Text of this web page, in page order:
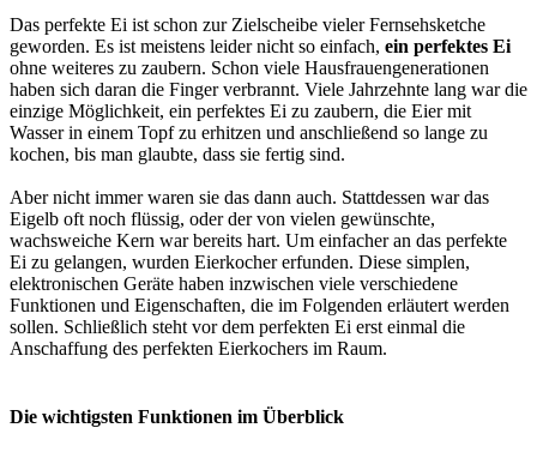
Das perfekte Ei ist schon zur Zielscheibe vieler Fernsehsketche
geworden. Es ist meistens leider nicht so einfach, ein perfektes Ei
ohne weiteres zu zaubern. Schon viele Hausfrauengenerationen
haben sich daran die Finger verbrannt. Viele Jahrzehnte lang war die
einzige Möglichkeit, ein perfektes Ei zu zaubern, die Eier mit
Wasser in einem Topf zu erhitzen und anschließend so lange zu
kochen, bis man glaubte, dass sie fertig sind.
Aber nicht immer waren sie das dann auch. Stattdessen war das
Eigelb oft noch flüssig, oder der von vielen gewünschte,
wachsweiche Kern war bereits hart. Um einfacher an das perfekte
Ei zu gelangen, wurden Eierkocher erfunden. Diese simplen,
elektronischen Geräte haben inzwischen viele verschiedene
Funktionen und Eigenschaften, die im Folgenden erläutert werden
sollen. Schließlich steht vor dem perfekten Ei erst einmal die
Anschaffung des perfekten Eierkochers im Raum.
Die wichtigsten Funktionen im Überblick